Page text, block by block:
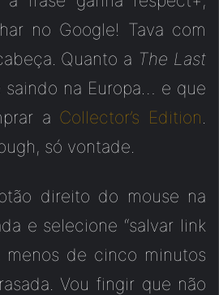
no Google! Tava com
Quanto a The Last
saindo na Europa… e que
a Collector’s Edition
só vontade.
direito do mouse na
e selecione “salvar link
menos de cinco minutos
Vou fingir que não